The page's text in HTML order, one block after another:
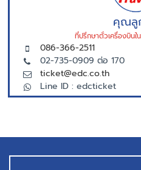
คุณลู
ที่ปรึกษาตั่วเครื่องบินใ
086-366-2511
02-735-0909 ต่อ 170
ticket@edc.co.th
Line ID : edcticket